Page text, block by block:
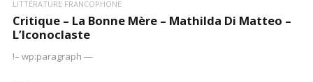
LITTÉRATURE FRANCOPHONE
Critique – La Bonne Mère – Mathilda Di Matteo –
L’Iconoclaste
!– wp:paragraph —